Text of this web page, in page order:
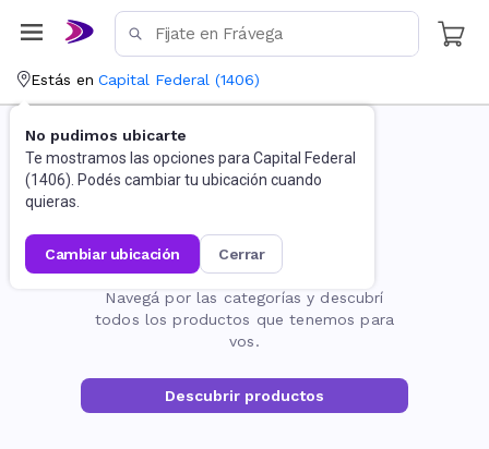
Estás en Capital Federal (1406)
No pudimos ubicarte
Te mostramos las opciones para Capital Federal
(1406). Podés cambiar tu ubicación cuando
quieras.
cambiar ubicación cerrar
La página no existe
Navegá por las categorías y descubrí
todos los productos que tenemos para
vos.
Descubrir productos